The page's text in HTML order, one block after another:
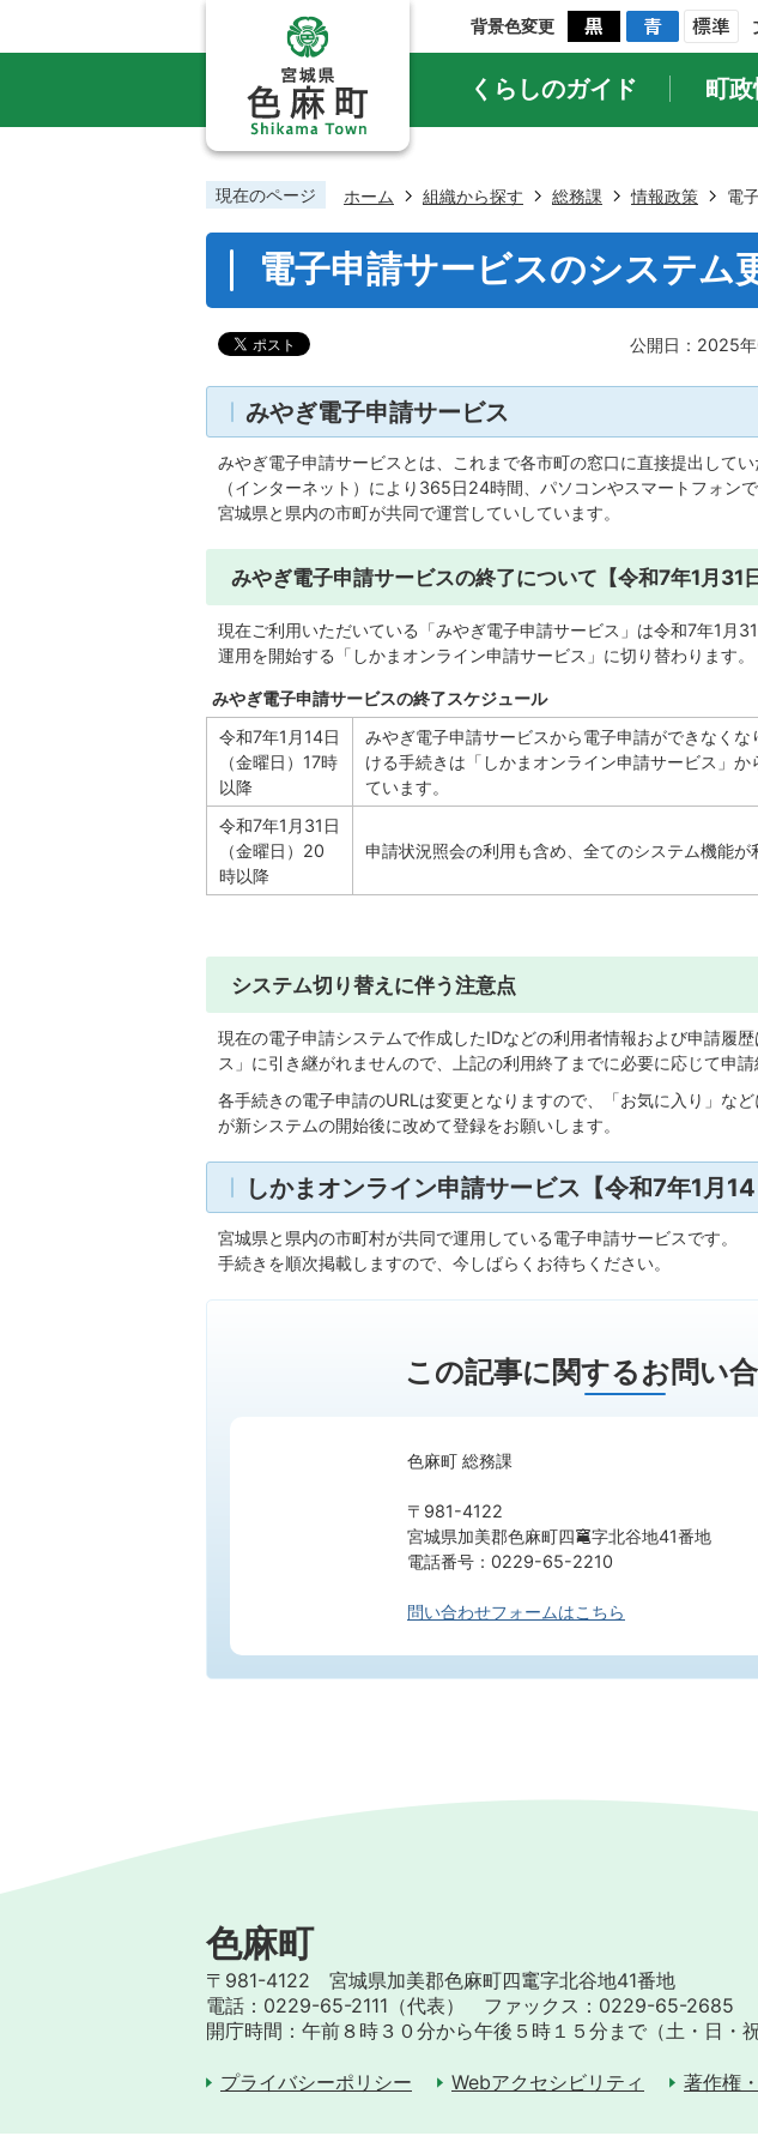
背景色変更
くらしのガイド 町
現在のページ ホーム 組織から探す 総務課 情報政策 電
電子申請サービスのシステム
公開日：2025
みやぎ電子申請サービス
みやぎ電子申請サービスとは、これまで各市町の窓口に直接提出して
（インターネット）により365日24時間、パソコンやスマートフォンで
宮城県と県内の市町が共同で運営していしています。
みやぎ電子申請サービスの終了について【令和7年1月31
現在ご利用いただいている「みやぎ電子申請サービス」は令和7年1月
運用を開始する「しかまオンライン申請サービス」に切り替わります。
みやぎ電子申請サービスの終了スケジュール
令和7年1月14日
（金曜日）17時
以降
みやぎ電子申請サービスから電子申請ができなく
ける手続きは「しかまオンライン申請サービス」
ています。
令和7年1月31日
（金曜日）20
時以降
申請状況照会の利用も含め、全てのシステム機能が
システム切り替えに伴う注意点
現在の電子申請システムで作成したIDなどの利用者情報および申請履
ス」に引き継がれませんので、上記の利用終了までに必要に応じて申請
各手続きの電子申請のURLは変更となりますので、「お気に入り」な
が新システムの開始後に改めて登録をお願いします。
しかまオンライン申請サービス【令和7年1月14
宮城県と県内の市町村が共同で運用している電子申請サービスです。
手続きを順次掲載しますので、今しばらくお待ちください。
この記事に関するお問い
色麻町 総務課
〒981-4122
宮城県加美郡色麻町四𥧄字北谷地41番地
電話番号：0229-65-2210
問い合わせフォームはこちら
色麻町
〒981-4122 宮城県加美郡色麻町四竃字北谷地41番地
電話：0229-65-2111（代表） ファックス：0229-65-2685
開庁時間：午前８時３０分から午後５時１５分まで （土・日・
プライバシーポリシー Webアクセシビリティ 著作権